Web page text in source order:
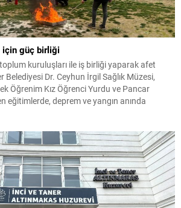
için güç birliği
kuruluşları ile iş birliği yaparak afet
Belediyesi Dr. Ceyhun İrgil Sağlık Müzesi,
Öğrenim Kız Öğrenci Yurdu ve Pancar
eğitimlerde, deprem ve yangın anında
çalışmalarını sürdüren Nilüfer Belediyesi,...